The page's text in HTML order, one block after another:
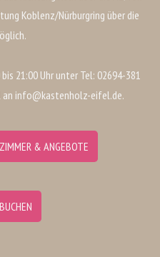
Koblenz/Nürburgring über die
21:00 Uhr unter Tel: 02694-381
an info@kastenholz-eifel.de.
ZIMMER & ANGEBOTE